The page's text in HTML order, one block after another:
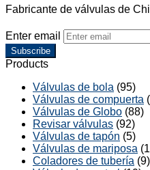
Fabricante de válvulas de
Enter email
Subscribe
Products
Válvulas de bola (95)
Válvulas de compuerta
Válvulas de Globo (88)
Revisar válvulas (92)
Válvulas de tapón (5)
Válvulas de mariposa
Coladores de tubería (9)